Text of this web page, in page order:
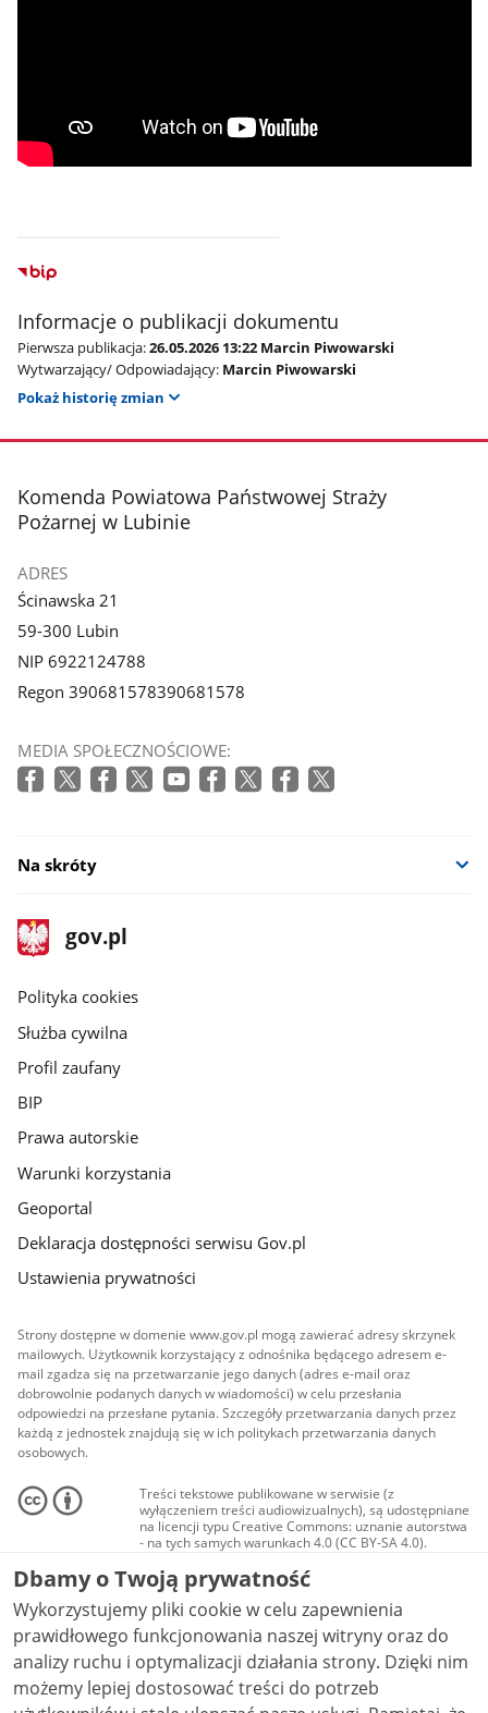
Informacje o publikacji dokumentu
Pierwsza publikacja:26.05.2026 13:22 Marcin Piwowarski
Wytwarzający/ Odpowiadający: Marcin Piwowarski
Pokaż historię zmian
stopka
Komenda Powiatowa Państwowej Straży
Pożarnej w Lubinie
ADRES
Ścinawska 21
59-300 Lubin
NIP 6922124788
Regon 390681578390681578
MEDIA SPOŁECZNOŚCIOWE:
Na skróty
stopka
gov.pl
Strona
gov.pl
gov.pl
Polityka cookies
Służba cywilna
Profil zaufany
BIP
Prawa autorskie
Warunki korzystania
Geoportal
Deklaracja dostępności serwisu Gov.pl
Ustawienia prywatności
Strony dostępne w domenie www.gov.pl mogą zawierać adresy skrzynek
mailowych. Użytkownik korzystający z odnośnika będącego adresem e-
mail zgadza się na przetwarzanie jego danych (adres e-mail oraz
dobrowolnie podanych danych w wiadomości) w celu przesłania
odpowiedzi na przesłane pytania. Szczegóły przetwarzania danych przez
każdą z jednostek znajdują się w ich politykach przetwarzania danych
osobowych.
Treści tekstowe publikowane w serwisie (z
wyłączeniem treści audiowizualnych), są udostępniane
na licencji typu Creative Commons: uznanie autorstwa
- na tych samych warunkach 4.0 (CC BY-SA 4.0).
Materiały audiowizualne, w tym zdjęcia, materiały
audio i wideo, są udostępniane na licencji typu
Creative Commons: uznanie autorstwa użycie
niekomercyjne - bez utworów zależnych 4.0 (CC BY-
NC-ND 4.0), o ile nie jest to stwierdzone inaczej.
Dbamy o Twoją prywatność
Wykorzystujemy pliki cookie w celu zapewnienia
prawidłowego funkcjonowania naszej witryny oraz do
analizy ruchu i optymalizacji działania strony. Dzięki nim
możemy lepiej dostosować treści do potrzeb